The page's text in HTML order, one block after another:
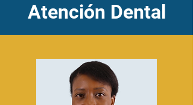
Atención Dental